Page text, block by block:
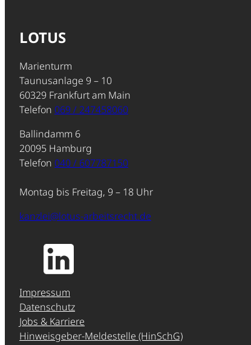
LOTUS
Marienturm
Taunusanlage 9 – 10
60329 Frankfurt am Main
Telefon 069 / 247458060
Ballindamm 6
20095 Hamburg
Telefon 040 / 607787150
Montag bis Freitag, 9 – 18 Uhr
kanzlei@lotus-arbeitsrecht.de
Impressum
Datenschutz
Jobs & Karriere
Hinweisgeber-Meldestelle (HinSchG)